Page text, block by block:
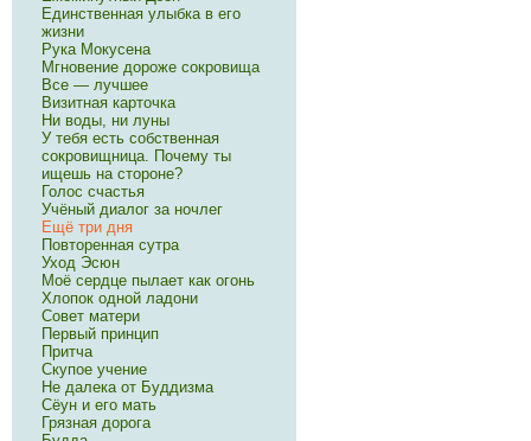
Единственная улыбка в его
жизни
Рука Мокусена
Мгновение дороже сокровища
Все — лучшее
Визитная карточка
Ни воды, ни луны
У тебя есть собственная
сокровищница. Почему ты
ищешь на стороне?
Голос счастья
Учёный диалог за ночлег
Ещё три дня
Повторенная сутра
Уход Эсюн
Моё сердце пылает как огонь
Хлопок одной ладони
Совет матери
Первый принцип
Притча
Скупое учение
Не далека от Буддизма
Сёун и его мать
Грязная дорога